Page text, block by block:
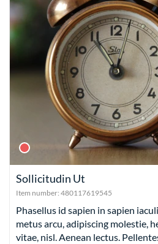
Sollicitudin Ut
Item number: 480117619545
Phasellus id sapien in sapien
metus arcu, adipiscing molestie,
vitae, nisl. Aenean lectus.